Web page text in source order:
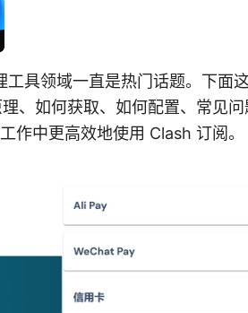
具领域一直是热门话题。下面
、如何获取、如何配置、常见
作中更高效地使用 Clash 订阅。